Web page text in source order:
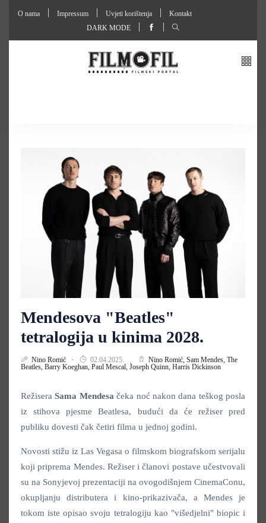
O nama Impressum Uvjeti korištenja
Kontakt
DARK MODE
Mendesova "Beatles"
tetralogija u kinima 2028.
Nino Romić 02.04.2025. Nino Romić, Sam Mendes, The
Beatles, Barry Koeghan, Paul Mescal, Joseph Quinn, Harris Dickinson
RežiseraSama Mendesačeka noć nakon dana teškog posla
iz stihova pjesme Beatlesa, budući da će režiser pred
publiku dovesti čak četiri filma u jednoj godini.
Novosti stižu iz Las Vegasa o filmskom biografskom serijalu
koji priprema Mendes. Režiser i članovi postave učestvovali
su na Sonyjevoj prezentaciji na ovogodišnjem CinemaConu,
okupljanju distributera i kino-prikazivača, a Mendes je
tokom iste opisao svoju tetralogiju kao "višedjelni" biopic i